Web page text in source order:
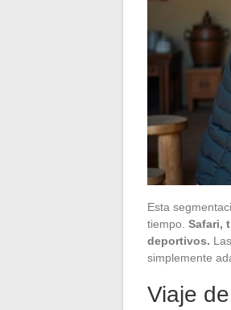
Esta
tiempo. Safari,
deportivos.
simplemente
Viaje